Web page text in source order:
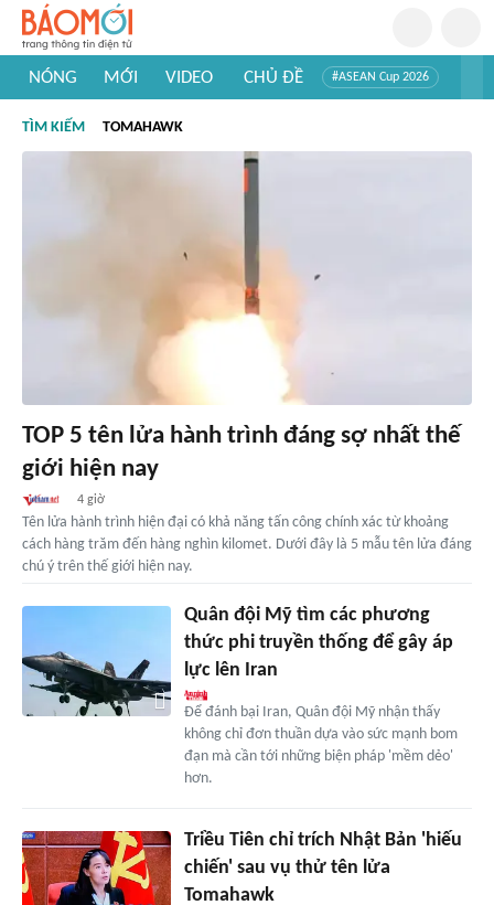
NÓNG MỚI VIDEO CHỦ ĐỀ #ASEAN Cup 2026
#Khám phá thế giới
TÌM KIẾM TOMAHAWK
TOP 5 tên lửa hành trình đáng sợ nhất thế
giới hiện nay
4 giờ
Tên lửa hành trình hiện đại có khả năng tấn công chính xác từ khoảng
cách hàng trăm đến hàng nghìn kilomet. Dưới đây là 5 mẫu tên lửa đáng
chú ý trên thế giới hiện nay.
Quân đội Mỹ tìm các phương
thức phi truyền thống để gây áp
lực lên Iran
Để đánh bại Iran, Quân đội Mỹ nhận thấy
không chỉ đơn thuần dựa vào sức mạnh bom
đạn mà cần tới những biện pháp 'mềm dẻo'
hơn.
Triều Tiên chỉ trích Nhật Bản 'hiếu
chiến' sau vụ thử tên lửa
Tomahawk